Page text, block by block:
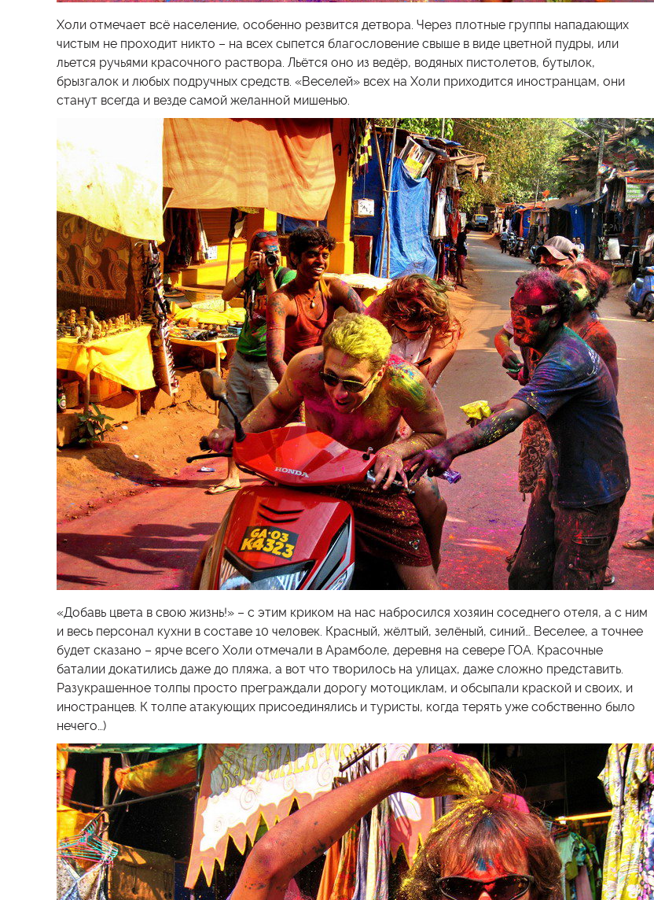
Холи отмечает всё население, особенно резвится детвора. Через плотные группы нападающих
чистым не проходит никто – на всех сыпется благословение свыше в виде цветной пудры, или
льется ручьями красочного раствора. Льётся оно из ведёр, водяных пистолетов, бутылок,
брызгалок и любых подручных средств. «Веселей» всех на Холи приходится иностранцам, они
станут всегда и везде самой желанной мишенью.
«Добавь цвета в свою жизнь!» – с этим криком на нас набросился хозяин соседнего отеля, а с ним
и весь персонал кухни в составе 10 человек. Красный, жёлтый, зелёный, синий… Веселее, а точнее
будет сказано – ярче всего Холи отмечали в Арамболе, деревня на севере ГОА. Красочные
баталии докатились даже до пляжа, а вот что творилось на улицах, даже сложно представить.
Разукрашенное толпы просто преграждали дорогу мотоциклам, и обсыпали краской и своих, и
иностранцев. К толпе атакующих присоединялись и туристы, когда терять уже собственно было
нечего…)